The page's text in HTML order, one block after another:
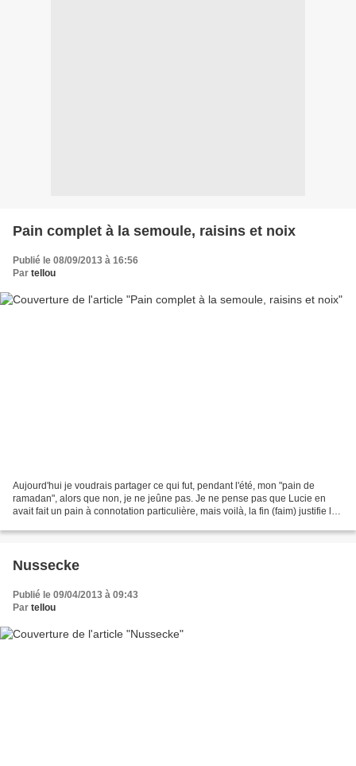
Pain complet à la semoule, raisins et noix
Publié le 08/09/2013 à 16:56
Par tellou
Aujourd'hui je voudrais partager ce qui fut, pendant l'été, mon "pain de
ramadan", alors que non, je ne jeûne pas. Je ne pense pas que Lucie en
avait fait un pain à connotation particulière, mais voilà, la fin (faim) justifie les
Nussecke
Publié le 09/04/2013 à 09:43
Par tellou